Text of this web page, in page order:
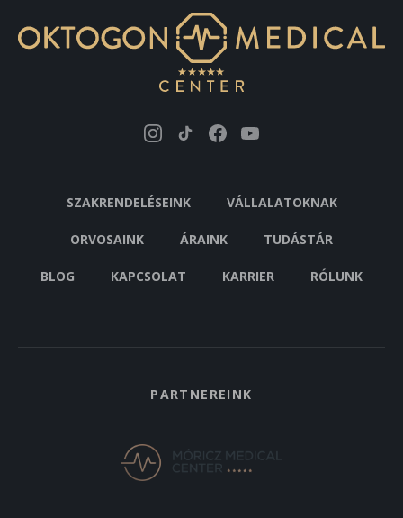
SZAKRENDELÉSEINK VÁLLALATOKNAK
ORVOSAINK ÁRAINK TUDÁSTÁR
BLOG KAPCSOLAT KARRIER RÓLUNK
PARTNEREINK